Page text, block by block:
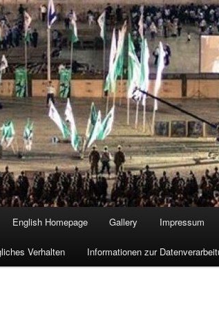
English Homepage Gallery Impressum
Verhalten Informationen zur